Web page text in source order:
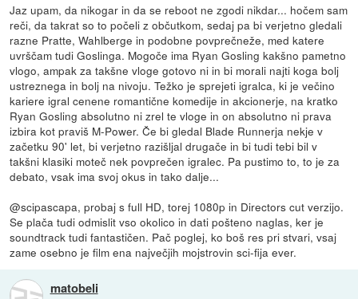
Jaz upam, da nikogar in da se reboot ne zgodi nikdar... hočem sam
reči, da takrat so to počeli z občutkom, sedaj pa bi verjetno gledali
razne Pratte, Wahlberge in podobne povprečneže, med katere
uvrščam tudi Goslinga. Mogoče ima Ryan Gosling kakšno pametno
vlogo, ampak za takšne vloge gotovo ni in bi morali najti koga bolj
ustreznega in bolj na nivoju. Težko je sprejeti igralca, ki je večino
kariere igral cenene romantične komedije in akcionerje, na kratko
Ryan Gosling absolutno ni zrel te vloge in on absolutno ni prava
izbira kot praviš M-Power. Če bi gledal Blade Runnerja nekje v
začetku 90' let, bi verjetno razišljal drugače in bi tudi tebi bil v
takšni klasiki moteč nek povprečen igralec. Pa pustimo to, to je za
debato, vsak ima svoj okus in tako dalje...
@scipascapa, probaj s full HD, torej 1080p in Directors cut verzijo.
Se plača tudi odmislit vso okolico in dati pošteno naglas, ker je
soundtrack tudi fantastičen. Pač poglej, ko boš res pri stvari, vsaj
zame osebno je film ena največjih mojstrovin sci-fija ever.
matobeli